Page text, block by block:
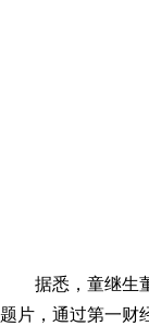
据悉，童继生
题片，通过第一财